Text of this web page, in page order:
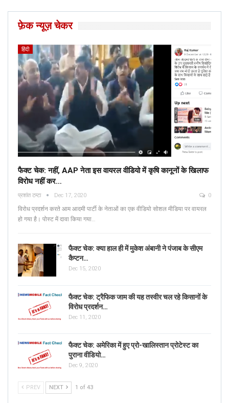
फ़ेक न्यूज़ चेकर
हिंदी
फैक्ट चेक: नहीं, AAP नेता इस वायरल वीडियो में कृषि कानूनों के खिलाफ
विरोध नहीं कर…
प्रशांत टम्टा Dec 17, 2020 0
विरोध प्रदर्शन करते आम आदमी पार्टी के नेताओं का एक वीडियो सोशल मीडिया पर वायरल
हो गया है। पोस्ट में दावा किया गया…
फैक्ट चेक: क्या हाल ही में मुकेश अंबानी ने पंजाब के सीएम
कैप्टन…
Dec 15, 2020
फैक्ट चेक: ट्रैफिक जाम की यह तस्वीर चल रहे किसानों के
विरोध प्रदर्शन…
Dec 11, 2020
फैक्ट चेक: अमेरिका में हुए प्रो-खालिस्तान प्रोटेस्ट का
पुराना वीडियो…
Dec 9, 2020
PREV NEXT 1 of 43